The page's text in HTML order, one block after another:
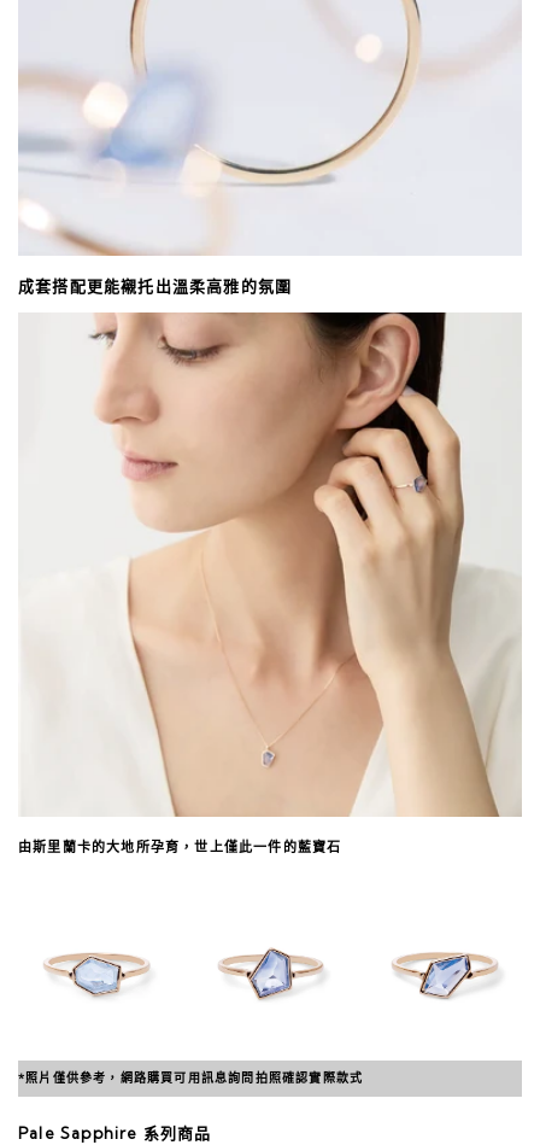
成套搭配更能襯托出溫柔高雅的氛圍
由斯里蘭卡的大地所孕育，世上僅此一件的藍寶石
*照片僅供參考，網路購買可用訊息詢問拍照確認實際款式
Pale Sapphire 系列商品